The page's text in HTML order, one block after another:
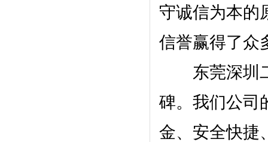
守诚信为本的
信誉赢得了众
东莞深圳二
碑。我们公司
金、安全快捷